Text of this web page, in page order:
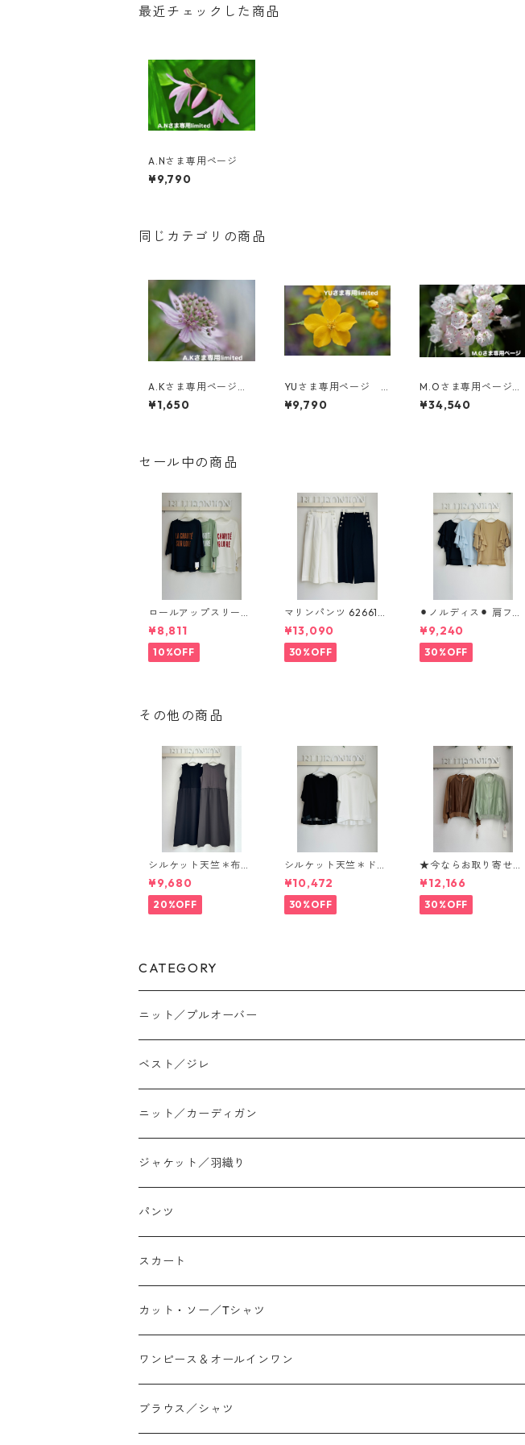
最近チェックした商品
A.Nさま専用ページ
¥9,790
同じカテゴリの商品
A.Kさま専用ページ
裾丈お直し代
¥1,650
YUさま専用ページ
サイドドロスト五
部袖ロゴTee 612-8571
¥9,790
M.Oさま専用ページ
デニム・ジレ・ストラ
ップ計4点
¥34,540
セール中の商品
ロールアップスリーブ
ロゴTシャツ 612 - 857
80 cloche
¥8,811
10%OFF
マリンパンツ 626619
passione
¥13,090
30%OFF
⚫︎ノルディス⚫︎ 肩フリ
ルTeeブラウス （set
up対応） 610- 85064
cloche
¥9,240
30%OFF
その他の商品
シルケット天竺＊布帛
切り替えone-piece
（set up対応） 74391
6 uncarnet
¥9,680
20%OFF
シルケット天竺＊ドッ
トチュールバックフレ
アカットソー E 80311
beatrice
¥10,472
30%OFF
★今ならお取り寄せ可
能★大人気★ニット切
替シアーブルゾン 802
68339 Dignité collie
r
¥12,166
30%OFF
CATEGORY
ニット／プルオーバー
ベスト／ジレ
ニット／カーディガン
ジャケット／羽織り
パンツ
テーパード
ワイド
スリム/スキニー
ジョガー
スカート
ストレート/タイト
フレア
アシンメトリー/切り替え
カット・ソー／Tシャツ
Tシャツ
ロンtee
ワンピース＆オールインワン
ワンピース
ブラウス／シャツ